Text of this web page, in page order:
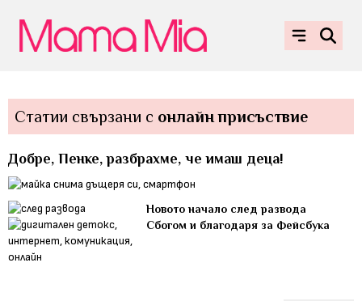
Статии свързани с онлайн присъствие
Добре, Пенке, разбрахме, че имаш деца!
Новото начало след развода
Сбогом и благодаря за Фейсбука